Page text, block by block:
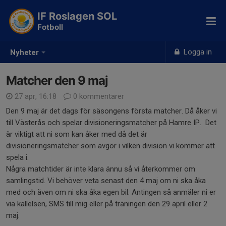
Nyheter Logga in
IF Roslagen SOL
Fotboll
Matcher den 9 maj
27 apr, 16:18
0 kommentarer
Den 9 maj är det dags för säsongens första matcher. Då åker vi
till Västerås och spelar divisioneringsmatcher på Hamre IP. Det
är viktigt att ni som kan åker med då det är
divisioneringsmatcher som avgör i vilken division vi kommer att
spela i.
Några matchtider är inte klara ännu så vi återkommer om
samlingstid. Vi behöver veta senast den 4 maj om ni ska åka
med och även om ni ska åka egen bil. Antingen så anmäler ni er
via kallelsen, SMS till mig eller på träningen den 29 april eller 2
maj.